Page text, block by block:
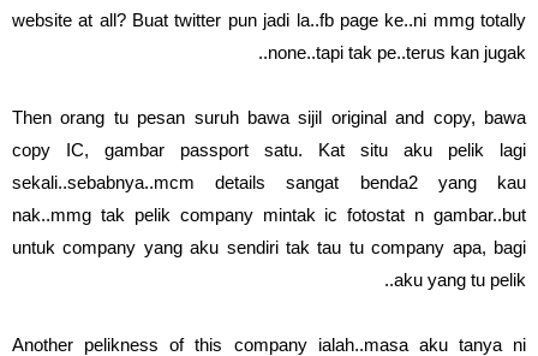
website at all? Buat twitter pun jadi la..fb page ke..ni mmg totally
none..tapi tak pe..terus kan jugak..
Then orang tu pesan suruh bawa sijil original and copy, bawa
copy IC, gambar passport satu. Kat situ aku pelik lagi
sekali..sebabnya..mcm details sangat benda2 yang kau
nak..mmg tak pelik company mintak ic fotostat n gambar..but
untuk company yang aku sendiri tak tau tu company apa, bagi
aku yang tu pelik..
Another pelikness of this company ialah..masa aku tanya ni